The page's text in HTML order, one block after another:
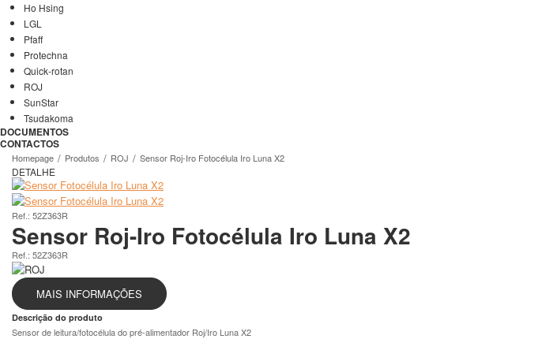
Ho Hsing
LGL
Pfaff
Protechna
Quick-rotan
ROJ
SunStar
Tsudakoma
DOCUMENTOS
CONTACTOS
Homepage Produtos ROJ Sensor Roj-Iro Fotocélula Iro Luna X2
DETALHE
Ref.: 52Z363R
Sensor Roj-Iro Fotocélula Iro Luna X2
Ref.: 52Z363R
MAIS INFORMAÇÕES
Descrição do produto
Sensor de leitura/fotocélula do pré-alimentador Roj/Iro Luna X2